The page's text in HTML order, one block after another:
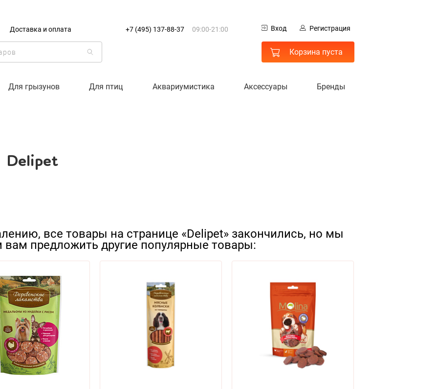
Доставка и оплата +7 (495) 137-88-37 09:00-21:00 Вход Регистрация
Корзина пуста
Для грызунов Для птиц Аквариумистика Аксессуары Бренды
Delipet
все товары на странице «Delipet» закончились, но мы
предложить другие популярные товары:
+7 (495) 137-88-37
09:00-21:00
Корзина пуста